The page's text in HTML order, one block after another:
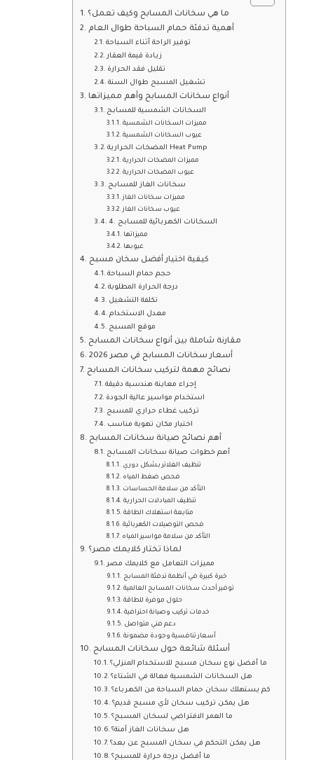
ما هي سخانات المسابح وكيف تعمل؟
أهمية تدفئة حمام السباحة طوال العام
توفير الراحة أثناء السباحة
زيادة قيمة العقار
تقليل فقد الحرارة
تشغيل المسبح طوال السنة
أنواع سخانات المسابح وأهم مميزاتها
السخانات الشمسية للمسابح
مميزات السخانات الشمسية
عيوب السخانات الشمسية
المضخات الحرارية Heat Pump
مميزات المضخات الحرارية
عيوب المضخات الحرارية
سخانات الغاز للمسابح
مميزات سخانات الغاز
عيوب سخانات الغاز
4. السخانات الكهربائية للمسابح
مميزاتها
عيوبها
كيفية اختيار أفضل سخان مسبح
حجم حمام السباحة
درجة الحرارة المطلوبة
تكلفة التشغيل
معدل الاستخدام
موقع المسبح
مقارنة شاملة بين أنواع سخانات المسابح
أسعار سخانات المسابح في مصر 2026
نصائح مهمة لتركيب سخانات المسابح
إجراء معاينة هندسية دقيقة
استخدام مواسير عالية الجودة
تركيب غطاء حراري للمسبح
اختيار مكان تهوية مناسب
أهم نصائح صيانة سخانات المسابح
أهم خطوات صيانة سخانات المسابح
تنظيف الفلاتر بشكل دوري
فحص ضغط المياه
التأكد من سلامة الحساسات
تنظيف المبادلات الحرارية
متابعة استهلاك الطاقة
فحص التوصيلات الكهربائية
التأكد من سلامة مواسير المياه
لماذا تختار كلايمك مصر؟
مميزات التعامل مع كلايمك مصر
خبرة كبيرة في أنظمة تدفئة المسابح
توفير أحدث سخانات المسابح العالمية
حلول موفرة للطاقة
خدمات تركيب وصيانة احترافية
دعم فني متواصل
أسعار تنافسية وجودة مضمونة
أسئلة شائعة حول سخانات المسابح
ما أفضل نوع سخان مسبح للاستخدام المنزلي؟
هل السخانات الشمسية فعالة في الشتاء؟
كم يستهلك سخان حمام السباحة من الكهرباء؟
هل يمكن تركيب سخان لأي مسبح قديم؟
ما العمر الافتراضي لسخان المسبح؟
هل سخانات الغاز آمنة؟
هل يمكن التحكم في سخان المسبح عن بعد؟
ما أفضل درجة حرارة للمسبح؟